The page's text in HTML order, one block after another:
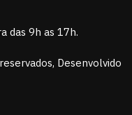
das 9h as 17h.
Desenvolvido